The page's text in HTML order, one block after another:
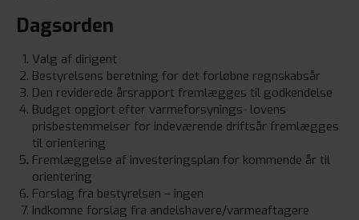
Dagsorden
Valg af dirigent
Bestyrelsens beretning for det forløbne regnskabsår
Den reviderede årsrapport fremlægges til godkendelse
Budget opgjort efter varmeforsynings- lovens
prisbestemmelser for indeværende driftsår fremlægges
til orientering
Fremlæggelse af investeringsplan for kommende år til
orientering
Forslag fra bestyrelsen – ingen
Indkomne forslag fra andelshavere/varmeaftagere